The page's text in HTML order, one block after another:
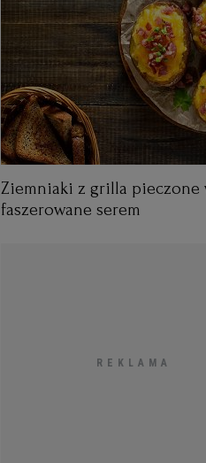
Ziemniaki z grilla pieczone
faszerowane serem